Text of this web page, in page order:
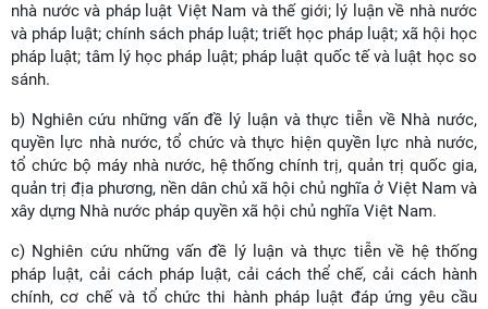
nhà nước và pháp luật Việt Nam và thế giới; lý luận về nhà nước
và pháp luật; chính sách pháp luật; triết học pháp luật; xã hội học
pháp luật; tâm lý học pháp luật; pháp luật quốc tế và luật học so
sánh.
b) Nghiên cứu những vấn đề lý luận và thực tiễn về Nhà nước,
quyền lực nhà nước, tổ chức và thực hiện quyền lực nhà nước,
tổ chức bộ máy nhà nước, hệ thống chính trị, quản trị quốc gia,
quản trị địa phương, nền dân chủ xã hội chủ nghĩa ở Việt Nam và
xây dựng Nhà nước pháp quyền xã hội chủ nghĩa Việt Nam.
c) Nghiên cứu những vấn đề lý luận và thực tiễn về hệ thống
pháp luật, cải cách pháp luật, cải cách thể chế, cải cách hành
chính, cơ chế và tổ chức thi hành pháp luật đáp ứng yêu cầu